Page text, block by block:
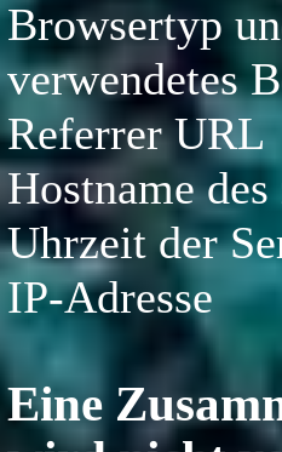
Browsertyp
verwendetes
Referrer URL
Hostname
Uhrzeit der
IP-Adresse
Eine